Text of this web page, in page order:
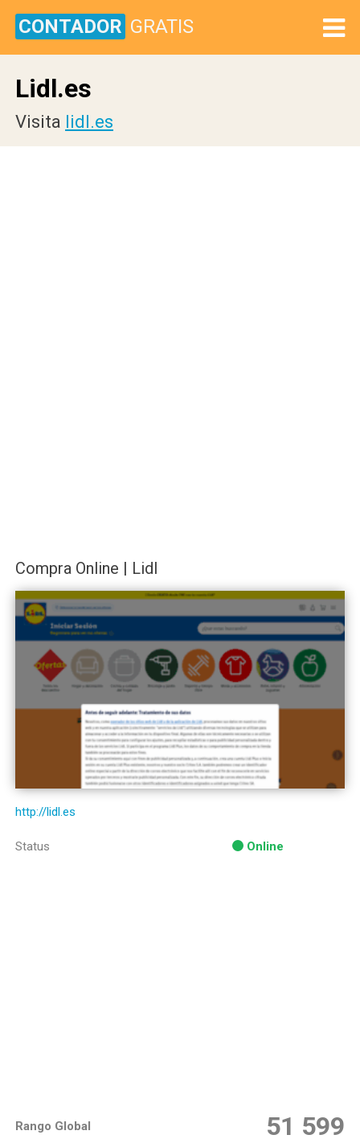
CONTADOR GRATIS
Lidl.es
Visita lidl.es
Compra Online | Lidl
http://lidl.es
Status Online
Rango Global 51 599